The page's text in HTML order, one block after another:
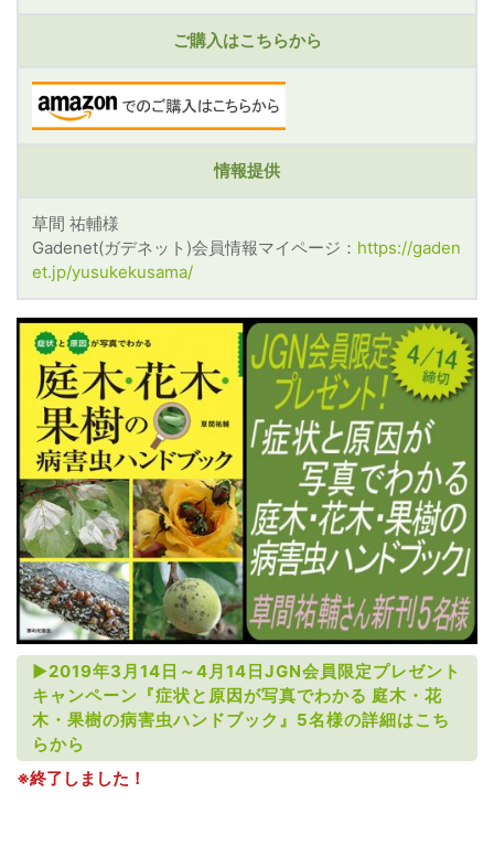
ご購入はこちらから
情報提供
草間 祐輔様
Gadenet(ガデネット)会員情報マイページ： https://gaden
et.jp/yusukekusama/
►2019年3月14日～4月14日JGN会員限定プレゼント
キャンペーン『症状と原因が写真でわかる 庭木・花
木・果樹の病害虫ハンドブック』5名様の詳細はこち
らから
※終了しました！